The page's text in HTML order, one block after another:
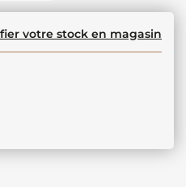
votre stock en magasin